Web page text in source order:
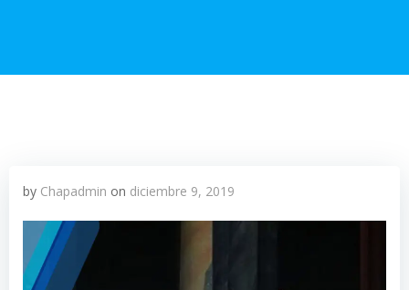
by Chapadmin on diciembre 9, 2019